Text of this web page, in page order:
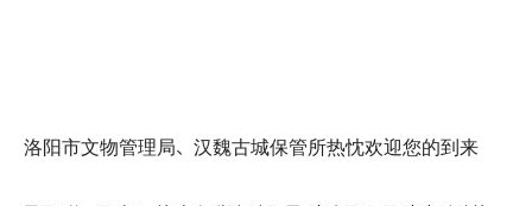
洛阳市文物管理局、汉魏古城保管所热忱欢迎您的到来